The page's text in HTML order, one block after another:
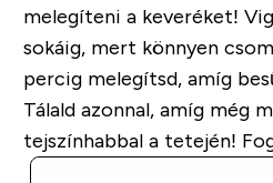
melegíteni a keveréket!
sokáig, mert könnyen
percig melegítsd, amíg
Tálald azonnal, amíg még
tejszínhabbal a tetején!